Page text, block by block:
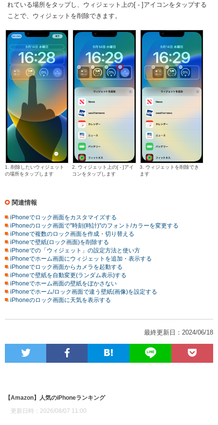
れている場所をタップし、ウィジェット上の[ - ]アイコンをタップする
ことで、ウィジェットを削除できます。
1. 削除したいウィジェット
の場所をタップします
2. ウィジェット上の[ - ]アイ
コンをタップします
3. ウィジェットを削除でき
ます
関連情報
iPhoneでロック画面をカスタマイズする
iPhoneのロック画面で"時刻(時計)"のフォント/カラーを変更する
iPhoneで複数のロック画面を作成・切り替える
iPhoneで壁紙(ロック画面)を削除する
iPhoneでの「ウィジェット」の設定方法と使い方
iPhoneでホーム画面にウィジェットを追加・表示する
iPhoneでロック画面からカメラを起動する
iPhoneで壁紙を自動変更(ランダム表示)する
iPhoneでホーム画面の壁紙をぼかさない
iPhoneでホーム/ロック画面で違う壁紙(画像)を設定する
iPhoneのロック画面に天気を表示する
最終更新日：2024/06/18
【Amazon】人気のiPhoneランキング
更新日時：2026/08/07 11:00